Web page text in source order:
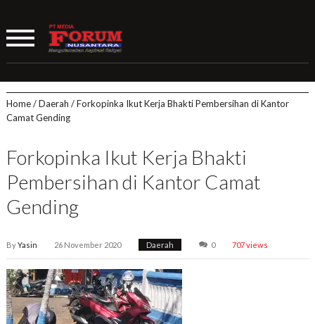
Home/Daerah /Forkopinka Ikut Kerja Bhakti Pembersihan di Kantor
Camat Gending
Forkopinka Ikut Kerja Bhakti
Pembersihan di Kantor Camat
Gending
ByYasin 26 November 2020 Daerah 0 707 views